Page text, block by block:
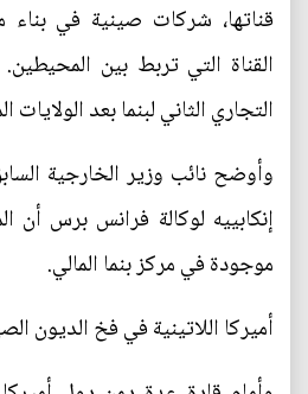
قناتها، شركات صينية في
القناة التي تربط بين
التجاري الثاني لبنما بعد الولايات
وأوضح نائب وزير الخارجية
إنكابييه لوكالة فرانس برس أن
موجودة في مركز بنما المالي.
أميركا اللاتينية في فخ الديون